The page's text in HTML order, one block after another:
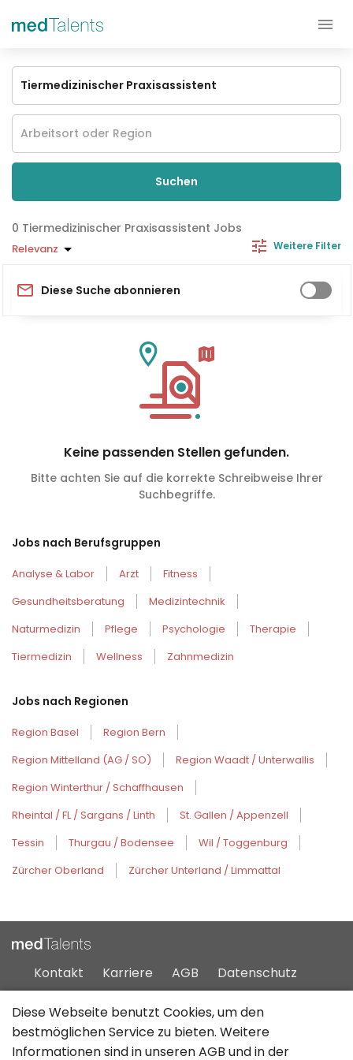
Suchen
Tiermedizinischer Praxisassistent Jobs
Relevanz Weitere Filter
Diese Suche abonnieren
Keine passenden Stellen gefunden.
Bitte achten Sie auf die korrekte Schreibweise Ihrer
Suchbegriffe.
Jobs nach Berufsgruppen
Analyse & Labor Arzt
Fitness
Gesundheitsberatung
Medizintechnik
Naturmedizin
Pflege Psychologie
Therapie
Tiermedizin
Wellness Zahnmedizin
Jobs nach Regionen
Region Basel
Region Bern
Region Mittelland (AG / SO)
Region Waadt / Unterwallis
Region Winterthur / Schaffhausen
Rheintal / FL / Sargans / Linth
St. Gallen / Appenzell
Tessin
Thurgau / Bodensee
Wil / Toggenburg
Zürcher Oberland
Zürcher Unterland / Limmattal
Kontakt Karriere AGB
Datenschutz
Impressum
Sitemap
Diese Webseite benutzt Cookies, um den
bestmöglichen Service zu bieten. Weitere
Informationen sind in unserenAGB und in der